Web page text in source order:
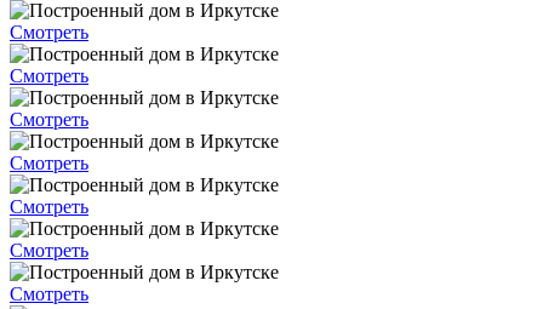
Смотреть
Смотреть
Смотреть
Смотреть
Смотреть
Смотреть
Смотреть